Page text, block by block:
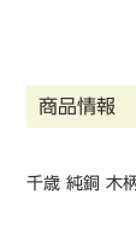
商品情報
千歳 純銅 木